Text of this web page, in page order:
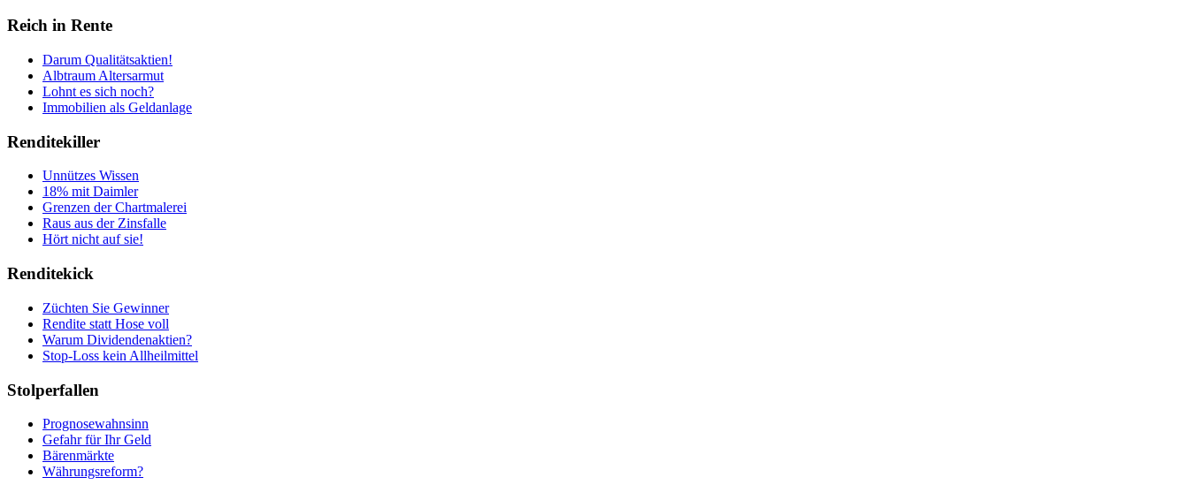
Reich in Rente
Darum Qualitätsaktien!
Albtraum Altersarmut
Lohnt es sich noch?
Immobilien als Geldanlage
Renditekiller
Unnützes Wissen
18% mit Daimler
Grenzen der Chartmalerei
Raus aus der Zinsfalle
Hört nicht auf sie!
Renditekick
Züchten Sie Gewinner
Rendite statt Hose voll
Warum Dividendenaktien?
Stop-Loss kein Allheilmittel
Stolperfallen
Prognosewahnsinn
Gefahr für Ihr Geld
Bärenmärkte
Währungsreform?